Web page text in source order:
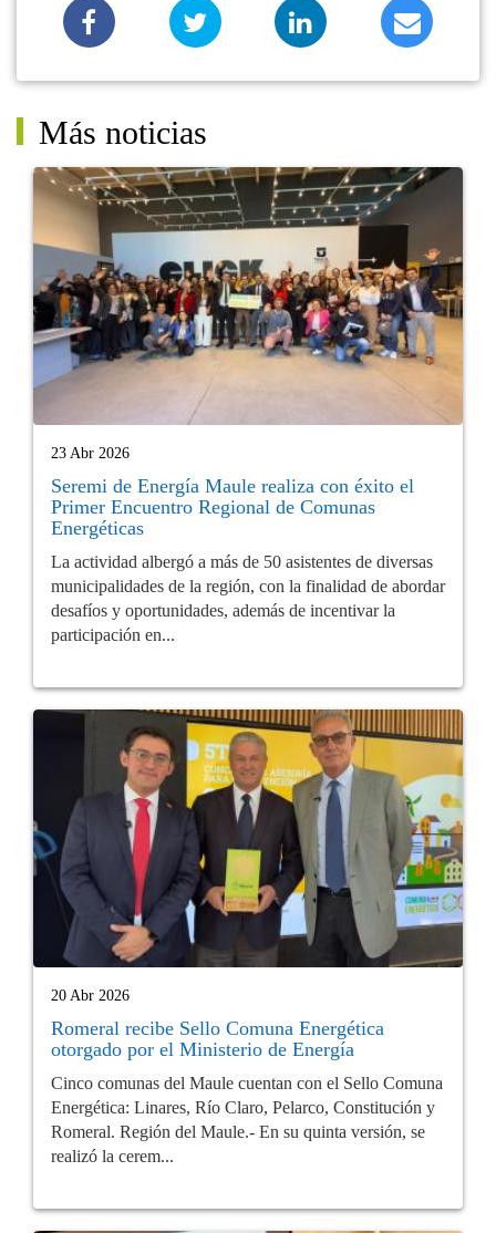
Más noticias
23 Abr 2026
Seremi de Energía Maule realiza con éxito el
Primer Encuentro Regional de Comunas
Energéticas
La actividad albergó a más de 50 asistentes de diversas
municipalidades de la región, con la finalidad de abordar
desafíos y oportunidades, además de incentivar la
participación en...
20 Abr 2026
Romeral recibe Sello Comuna Energética
otorgado por el Ministerio de Energía
Cinco comunas del Maule cuentan con el Sello Comuna
Energética: Linares, Río Claro, Pelarco, Constitución y
Romeral. Región del Maule.- En su quinta versión, se
realizó la cerem...